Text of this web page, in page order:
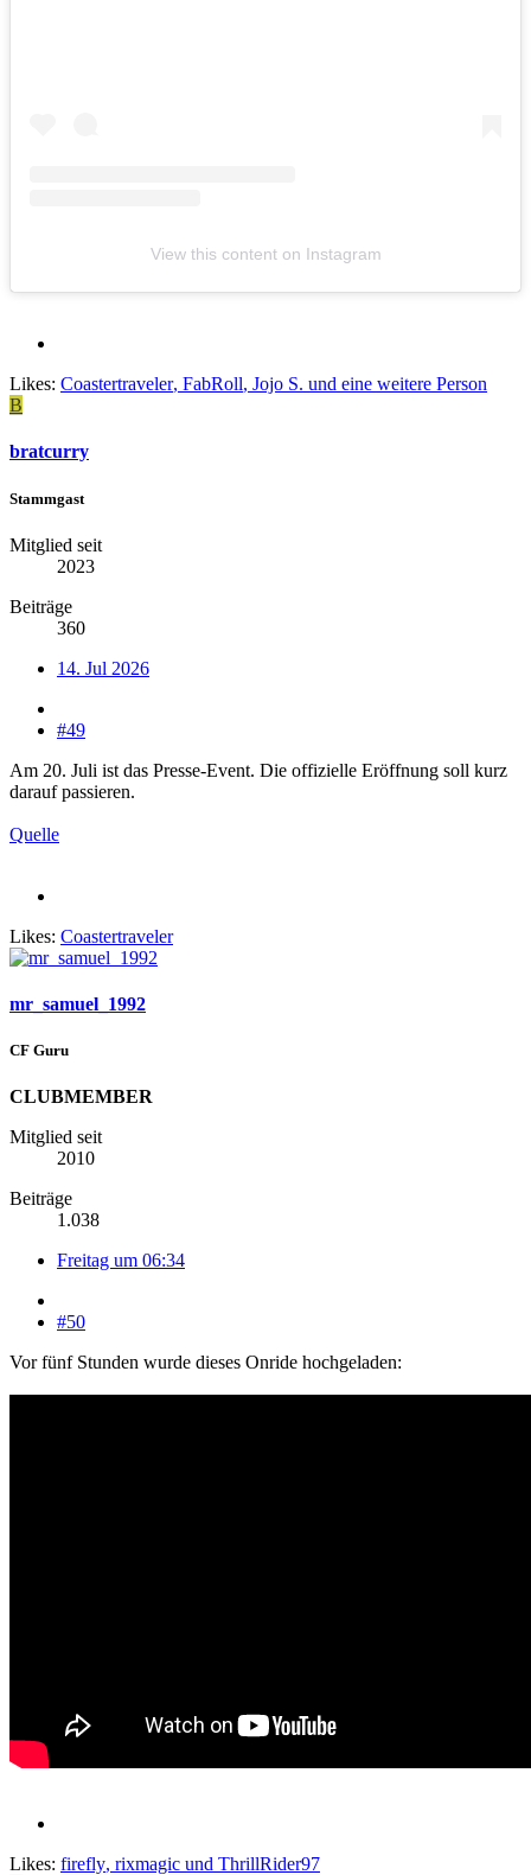
View this content on Instagram
Likes: Coastertraveler, FabRoll, Jojo S. und eine weitere Person
B
bratcurry
Stammgast
Mitglied seit
2023
Beiträge
360
14. Jul 2026
#49
Am 20. Juli ist das Presse-Event. Die offizielle Eröffnung soll kurz
darauf passieren.
Quelle
Likes: Coastertraveler
mr_samuel_1992
CF Guru
CLUBMEMBER
Mitglied seit
2010
Beiträge
1.038
Freitag um 06:34
#50
Vor fünf Stunden wurde dieses Onride hochgeladen:
Likes: firefly, rixmagic und ThrillRider97